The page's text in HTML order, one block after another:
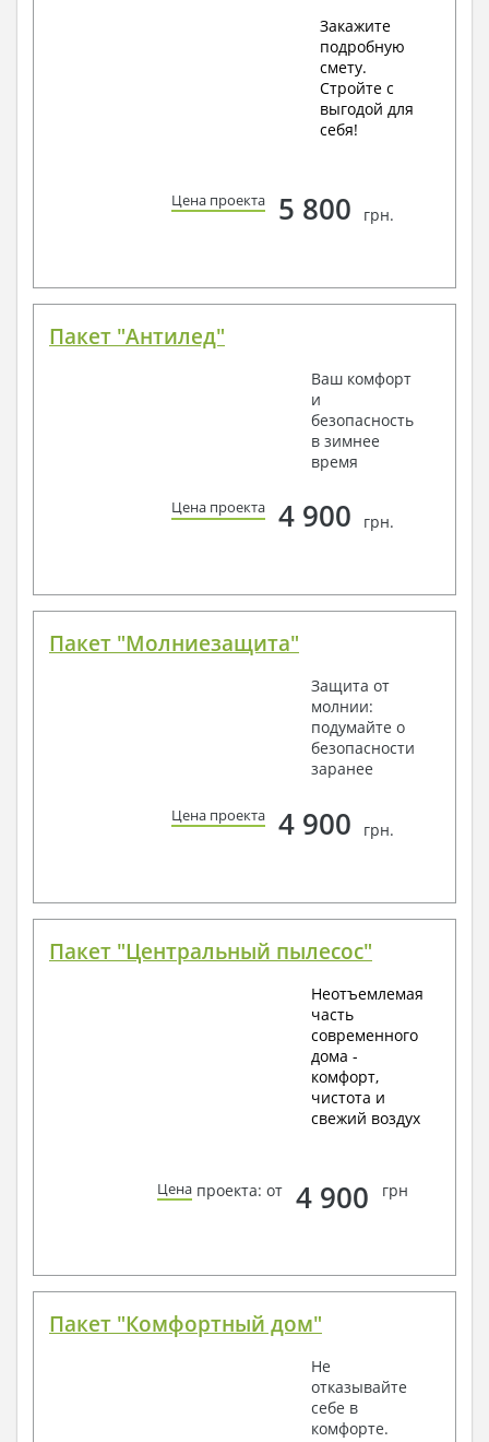
Закажите
подробную
смету.
Стройте с
выгодой для
себя!
Цена проекта 5 800 грн.
Пакет "Антилед"
Ваш комфорт
и
безопасность
в зимнее
время
Цена проекта 4 900 грн.
Пакет "Молниезащита"
Защита от
молнии:
подумайте о
безопасности
заранее
Цена проекта 4 900 грн.
Пакет "Центральный пылесос"
Неотъемлемая
часть
современного
дома -
комфорт,
чистота и
свежий воздух
Цена проекта: от 4 900 грн
Пакет "Комфортный дом"
Не
отказывайте
себе в
комфорте.